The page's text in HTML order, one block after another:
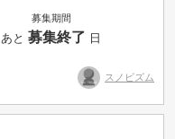
募集期間
あと募集終了 日
スノビズム